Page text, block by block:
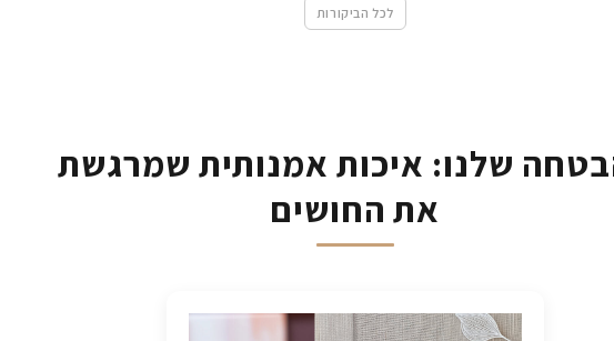
לכל הביקורות
שלנו: איכות אמנותית שמרגשת
את החושים